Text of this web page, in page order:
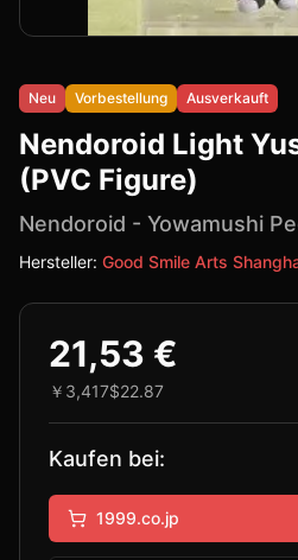
Neu Vorbestellung Ausverkauft
Nendoroid Light
(PVC Figure)
Nendoroid - Yowamushi
Hersteller: Good Smile Arts
21,53 €
￥3,417$22.87
Kaufen bei:
1999.co.jp